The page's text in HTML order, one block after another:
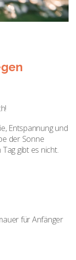
Entspannung und
der Sonne
gibt es nicht.
für Anfänger